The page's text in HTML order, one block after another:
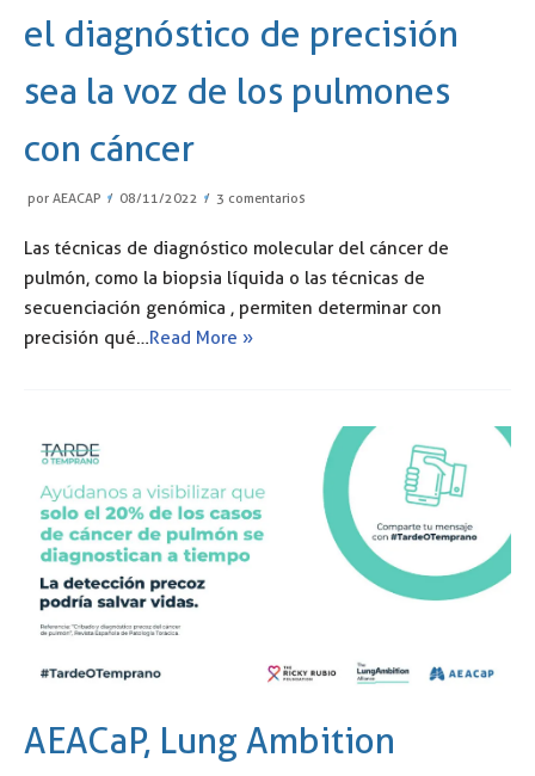
el diagnóstico de precisión
sea la voz de los pulmones
con cáncer
por AEACAP 08/11/2022 3 comentarios
Las técnicas de diagnóstico molecular del cáncer de
pulmón, como la biopsia líquida o las técnicas de
secuenciación genómica , permiten determinar con
precisión qué…Read More »
AEACaP, Lung Ambition